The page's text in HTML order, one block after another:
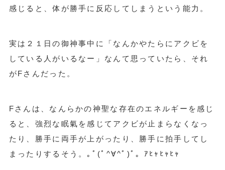
感じると、体が勝手に反応してしまうという能力。
実は２１日の御神事中に「なんかやたらにアクビを
している人がいるなー」なんて思っていたら、それ
がFさんだった。
Fさんは、なんらかの神聖な存在のエネルギーを感じ
ると、強烈な眠氣を感じてアクビが止まらなくなっ
たり、勝手に両手が上がったり、勝手に拍手してし
まったりするそう。｡ﾟ(ﾟ^∀^ﾟ)ﾟ｡ ｱﾋｬﾋｬﾋｬ